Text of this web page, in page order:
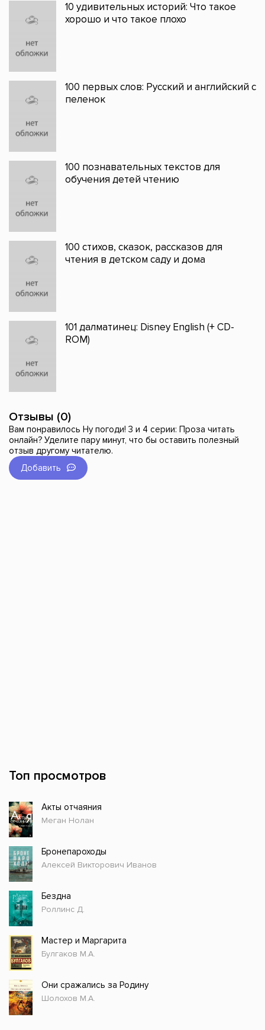
10 удивительных историй: Что такое
хорошо и что такое плохо
100 первых слов: Русский и английский с
пеленок
100 познавательных текстов для
обучения детей чтению
100 стихов, сказок, рассказов для
чтения в детском саду и дома
101 далматинец: Disney English (+ CD-
ROM)
Отзывы (0)
Вам понравилось Ну погоди! 3 и 4 серии: Проза читать
онлайн? Уделите пару минут, что бы оставить полезный
отзыв другому читателю.
Добавить
Топ просмотров
Акты отчаяния
Меган Нолан
Бронепароходы
Алексей Викторович Иванов
Бездна
Роллинс Д.
Мастер и Маргарита
Булгаков М.А.
Они сражались за Родину
Шолохов М.А.